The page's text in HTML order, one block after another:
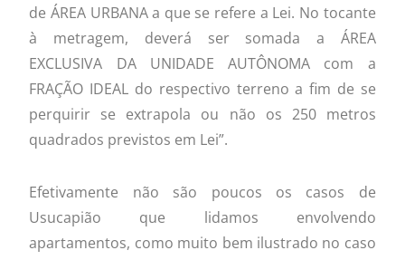
de ÁREA URBANA a que se refere a Lei. No tocante
à metragem, deverá ser somada a ÁREA
EXCLUSIVA DA UNIDADE AUTÔNOMA com a
FRAÇÃO IDEAL do respectivo terreno a fim de se
perquirir se extrapola ou não os 250 metros
quadrados previstos em Lei”.
Efetivamente não são poucos os casos de
Usucapião que lidamos envolvendo
apartamentos, como muito bem ilustrado no caso